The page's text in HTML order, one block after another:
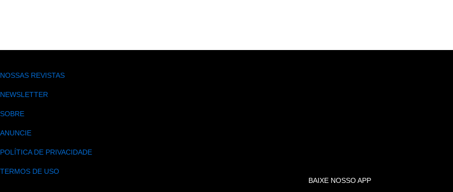
NOSSAS REVISTAS
NEWSLETTER
SOBRE
ANUNCIE
POLÍTICA DE PRIVACIDADE
TERMOS DE USO
BAIXE NOSSO APP